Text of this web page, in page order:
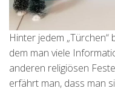
Hinter jedem
dem man viele
anderen religiösen
erfährt man, dass man